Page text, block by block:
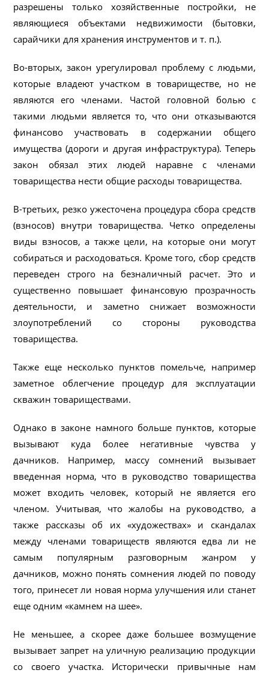
разрешены только хозяйственные постройки, не
являющиеся объектами недвижимости (бытовки,
сарайчики для хранения инструментов и т. п.).
Во-вторых, закон урегулировал проблему с людьми,
которые владеют участком в товариществе, но не
являются его членами. Частой головной болью с
такими людьми является то, что они отказываются
финансово участвовать в содержании общего
имущества (дороги и другая инфраструктура). Теперь
закон обязал этих людей наравне с членами
товарищества нести общие расходы товарищества.
В-третьих, резко ужесточена процедура сбора средств
(взносов) внутри товарищества. Четко определены
виды взносов, а также цели, на которые они могут
собираться и расходоваться. Кроме того, сбор средств
переведен строго на безналичный расчет. Это и
существенно повышает финансовую прозрачность
деятельности, и заметно снижает возможности
злоупотреблений со стороны руководства
товарищества.
Также еще несколько пунктов помельче, например
заметное облегчение процедур для эксплуатации
скважин товариществами.
Однако в законе намного больше пунктов, которые
вызывают куда более негативные чувства у
дачников. Например, массу сомнений вызывает
введенная норма, что в руководство товарищества
может входить человек, который не является его
членом. Учитывая, что жалобы на руководство, а
также рассказы об их «художествах» и скандалах
между членами товариществ являются едва ли не
самым популярным разговорным жанром у
дачников, можно понять сомнения людей по поводу
того, принесет ли новая норма улучшения или станет
еще одним «камнем на шее».
Не меньшее, а скорее даже большее возмущение
вызывает запрет на уличную реализацию продукции
со своего участка. Исторически привычные нам